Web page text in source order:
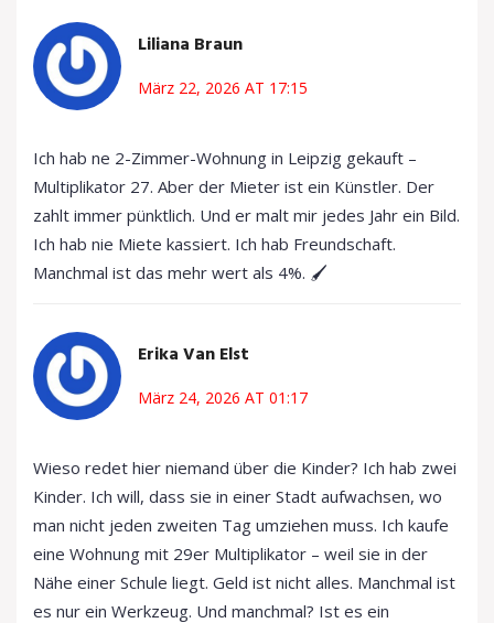
Liliana Braun
März 22, 2026 AT 17:15
Ich hab ne 2-Zimmer-Wohnung in Leipzig gekauft –
Multiplikator 27. Aber der Mieter ist ein Künstler. Der
zahlt immer pünktlich. Und er malt mir jedes Jahr ein Bild.
Ich hab nie Miete kassiert. Ich hab Freundschaft.
Manchmal ist das mehr wert als 4%. 🖌️
Erika Van Elst
März 24, 2026 AT 01:17
Wieso redet hier niemand über die Kinder? Ich hab zwei
Kinder. Ich will, dass sie in einer Stadt aufwachsen, wo
man nicht jeden zweiten Tag umziehen muss. Ich kaufe
eine Wohnung mit 29er Multiplikator – weil sie in der
Nähe einer Schule liegt. Geld ist nicht alles. Manchmal ist
es nur ein Werkzeug. Und manchmal? Ist es ein